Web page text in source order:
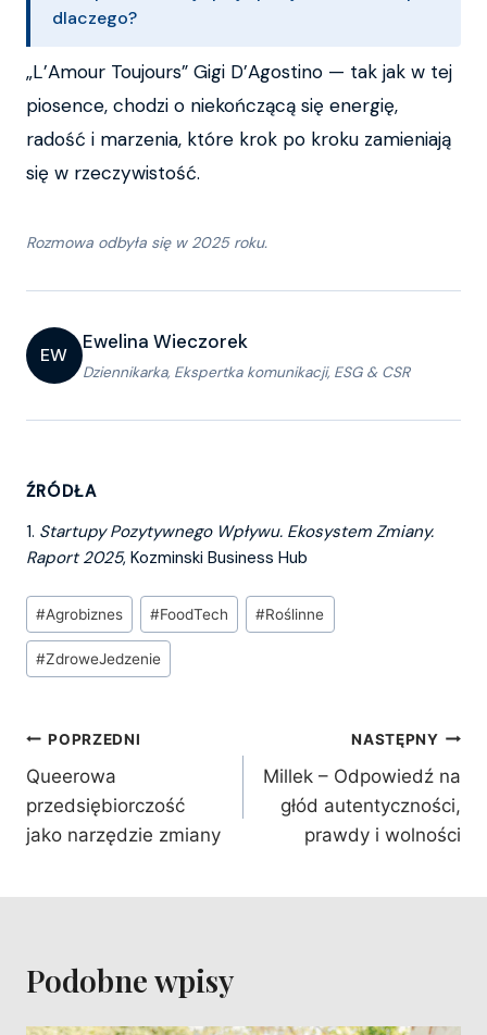
dlaczego?
„L’Amour Toujours” Gigi D’Agostino — tak jak w tej
piosence, chodzi o niekończącą się energię,
radość i marzenia, które krok po kroku zamieniają
się w rzeczywistość.
Rozmowa odbyła się w 2025 roku.
EW
Ewelina Wieczorek
Dziennikarka, Ekspertka komunikacji, ESG & CSR
ŹRÓDŁA
1. Startupy Pozytywnego Wpływu. Ekosystem Zmiany.
Raport 2025, Kozminski Business Hub
Tagi
wpisu:
#Agrobiznes #FoodTech #Roślinne
#ZdroweJedzenie
Nawigacja
wpisu
POPRZEDNI
Queerowa
przedsiębiorczość
jako narzędzie zmiany
NASTĘPNY
Millek – Odpowiedź na
głód autentyczności,
prawdy i wolności
Podobne wpisy